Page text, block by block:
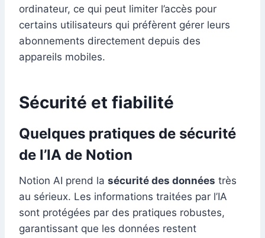
ordinateur, ce qui peut limiter l’accès pour
certains utilisateurs qui préfèrent gérer leurs
abonnements directement depuis des
appareils mobiles.
Sécurité et fiabilité
Quelques pratiques de sécurité
de l’IA de Notion
Notion AI prend la sécurité des données très
au sérieux. Les informations traitées par l’IA
sont protégées par des pratiques robustes,
garantissant que les données restent